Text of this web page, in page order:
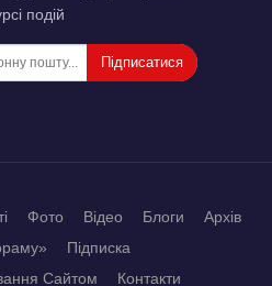
подій
Підписатися
Фото Відео Блоги
Архів
Підписка
Сайтом
Контакти